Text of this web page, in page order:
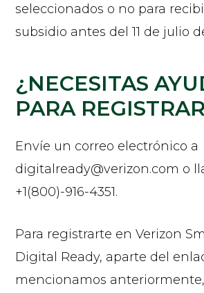
seleccionados o no para
subsidio antes del 11 de julio
¿NECESITAS
PARA
Envíe un correo electrónico a
digitalready@verizon.com o
+1(800)-916-4351.
Para registrarte en Verizon
Digital Ready, aparte del
mencionamos